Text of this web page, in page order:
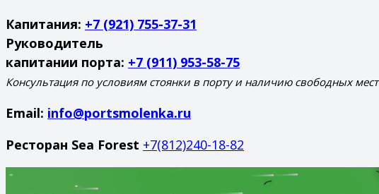
Капитания: +7 (921) 755-37-31
Руководитель
капитании порта: +7 (911) 953-58-75
Консультация по условиям стоянки в порту и наличию свободных мест
Email: info@portsmolenka.ru
Ресторан Sea Forest +7(812)240-18-82